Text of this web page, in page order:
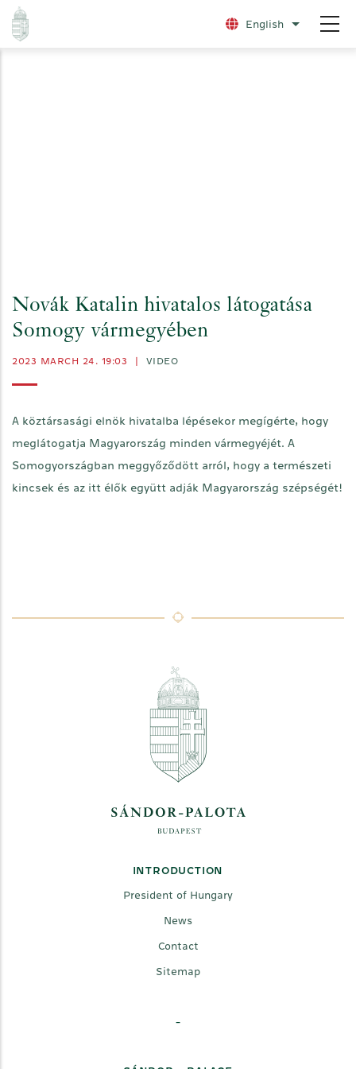
Skip
English List
Novák Katalin hivatalos látogatása
Somogy vármegyében
2023 MARCH 24. 19:03 VIDEO
A köztársasági elnök hivatalba lépésekor megígérte, hogy
meglátogatja Magyarország minden vármegyéjét. A
Somogyországban meggyőződött arról, hogy a természeti
kincsek és az itt élők együtt adják Magyarország szépségét!
INTRODUCTION
President of Hungary
News
Contact
Sitemap
-